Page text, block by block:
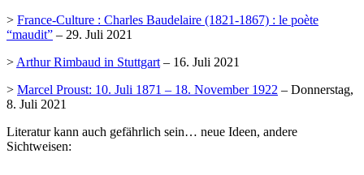
> France-Culture : Charles Baudelaire (1821-1867) : le poète
“maudit” – 29. Juli 2021
> Arthur Rimbaud in Stuttgart – 16. Juli 2021
> Marcel Proust: 10. Juli 1871 – 18. November 1922 – Donnerstag,
8. Juli 2021
Literatur kann auch gefährlich sein… neue Ideen, andere
Sichtweisen: